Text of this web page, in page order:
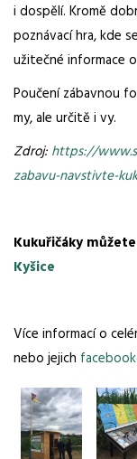
i dospělí. Kromě
poznávací hra, kde
užitečné informace
Poučení zábavnou
my, ale určitě i vy.
Zdroj: https://
zabavu-navstivte-
Kukuřičáky
Kyšice
Více informací o
nebo jejich